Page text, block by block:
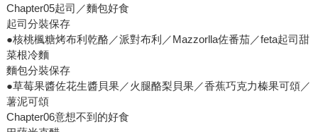
Chapter05起司／麵包好食
起司分裝保存
●核桃楓糖烤布利乾酪／派對布利／Mazzorlla佐番茄／feta起司甜
菜根冷麵
麵包分裝保存
●草莓果醬佐花生醬貝果／火腿酪梨貝果／香蕉巧克力榛果可頌／
薯泥可頌
Chapter06意想不到的好食